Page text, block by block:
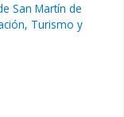
San Martín de
Turismo y